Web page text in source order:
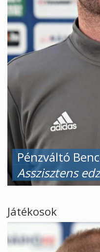
Pénzváltó
Asszisztens
Játékosok